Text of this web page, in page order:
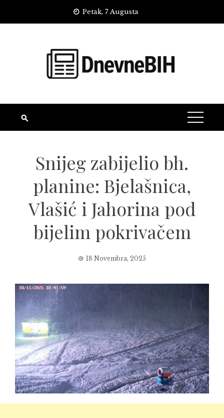
Petak, 7 Augusta
Snijeg zabijelio bh.
planine: Bjelašnica,
Vlašić i Jahorina pod
bijelim pokrivačem
18 Novembra, 2025